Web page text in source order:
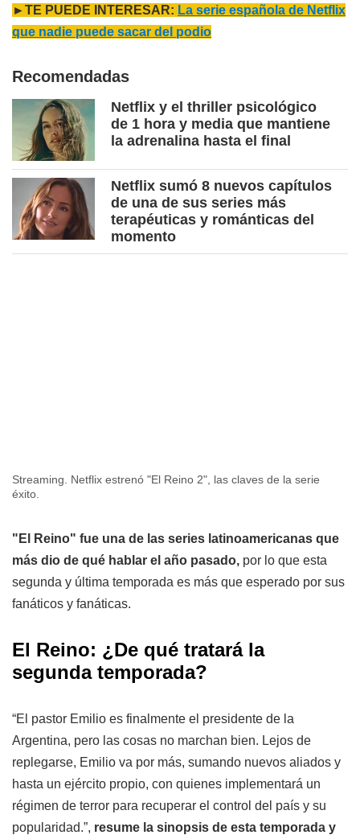
►TE PUEDE INTERESAR: La serie española de Netflix
que nadie puede sacar del podio
Recomendadas
Netflix y el thriller psicológico
de 1 hora y media que mantiene
la adrenalina hasta el final
Netflix sumó 8 nuevos capítulos
de una de sus series más
terapéuticas y románticas del
momento
Streaming. Netflix estrenó "El Reino 2", las claves de la serie
éxito.
"El Reino" fue una de las series latinoamericanas que
más dio de qué hablar el año pasado, por lo que esta
segunda y última temporada es más que esperado por sus
fanáticos y fanáticas.
El Reino: ¿De qué tratará la
segunda temporada?
“El pastor Emilio es finalmente el presidente de la
Argentina, pero las cosas no marchan bien. Lejos de
replegarse, Emilio va por más, sumando nuevos aliados y
hasta un ejército propio, con quienes implementará un
régimen de terror para recuperar el control del país y su
popularidad.”, resume la sinopsis de esta temporada y